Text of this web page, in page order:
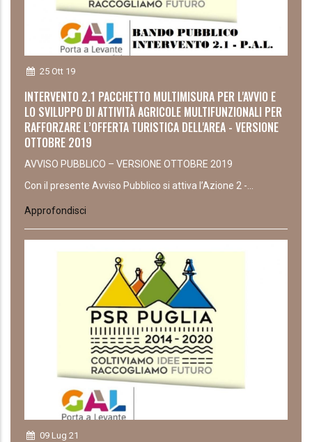
25 Ott 19
INTERVENTO 2.1 PACCHETTO MULTIMISURA PER L'AVVIO E
LO SVILUPPO DI ATTIVITÀ AGRICOLE MULTIFUNZIONALI PER
RAFFORZARE L’OFFERTA TURISTICA DELL'AREA - VERSIONE
OTTOBRE 2019
AVVISO PUBBLICO – VERSIONE OTTOBRE 2019
Con il presente Avviso Pubblico si attiva l’Azione 2 -...
Approfondisci
09 Lug 21